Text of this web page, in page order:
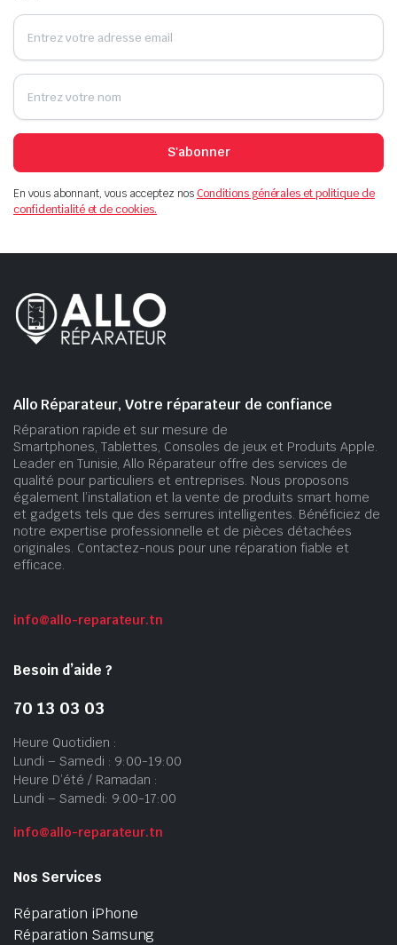
S'abonner
En vous abonnant, vous acceptez nosConditions générales et politique de
confidentialité et de cookies.
Allo Réparateur, Votre réparateur de confiance
Réparation rapide et sur mesure de
Smartphones, Tablettes, Consoles de jeux et Produits Apple.
Leader en Tunisie, Allo Réparateur offre des services de
qualité pour particuliers et entreprises. Nous proposons
également l’installation et la vente de produits smart home
et gadgets tels que des serrures intelligentes. Bénéficiez de
notre expertise professionnelle et de pièces détachées
originales. Contactez-nous pour une réparation fiable et
efficace.
info@allo-reparateur.tn
Besoin d’aide ?
70 13 03 03
Heure Quotidien :
Lundi – Samedi : 9:00-19:00
Heure D’été / Ramadan :
Lundi – Samedi: 9:00-17:00
info@allo-reparateur.tn
Nos Services
Réparation iPhone
Réparation Samsung